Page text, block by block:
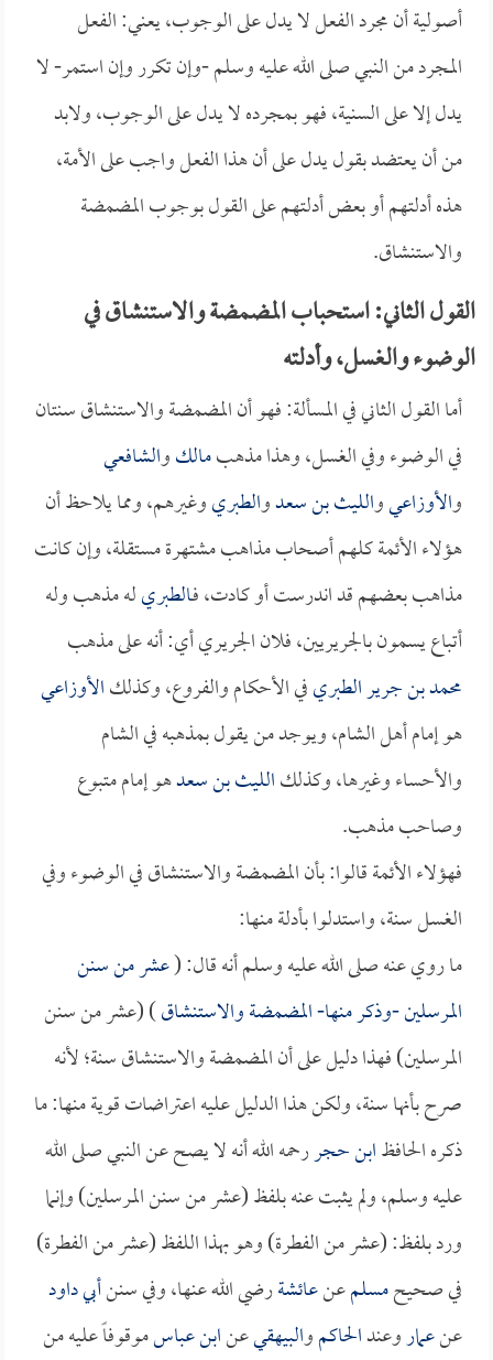
أصولية أن مجرد الفعل لا يدل على الوجوب، يعني: الفعل
المجرد من النبي صلى الله عليه وسلم -وإن تكرر وإن استمر- لا
يدل إلا على السنية، فهو بمجرده لا يدل على الوجوب، ولابد
من أن يعتضد بقول يدل على أن هذا الفعل واجب على الأمة،
هذه أدلتهم أو بعض أدلتهم على القول بوجوب المضمضة
والاستنشاق.
القول الثاني: استحباب المضمضة والاستنشاق في
الوضوء والغسل، وأدلته
أما القول الثاني في المسألة: فهو أن المضمضة والاستنشاق سنتان
في الوضوء وفي الغسل، وهذا مذهبمالكوالشافعي
والأوزاعيوالليث بن سعدوالطبريوغيرهم، ومما يلاحظ أن
هؤلاء الأئمة كلهم أصحاب مذاهب مشتهرة مستقلة، وإن كانت
مذاهب بعضهم قد اندرست أو كادت، فـالطبريله مذهب وله
أتباع يسمون بالجريريين، فلان الجريري أي: أنه على مذهب
محمد بن جرير الطبريفي الأحكام والفروع، وكذلكالأوزاعي
هو إمام أهل الشام، ويوجد من يقول بمذهبه في الشام
والأحساء وغيرها، وكذلكالليث بن سعدهو إمام متبوع
وصاحب مذهب.
فهؤلاء الأئمة قالوا: بأن المضمضة والاستنشاق في الوضوء وفي
الغسل سنة، واستدلوا بأدلة منها:
ما روي عنه صلى الله عليه وسلم أنه قال: (عشر من سنن
المرسلين -وذكر منها- المضمضة والاستنشاق) (عشر من سنن
المرسلين) فهذا دليل على أن المضمضة والاستنشاق سنة؛ لأنه
صرح بأنها سنة، ولكن هذا الدليل عليه اعتراضات قوية منها: ما
ذكره الحافظابن حجررحمه الله أنه لا يصح عن النبي صلى الله
عليه وسلم، ولم يثبت عنه بلفظ (عشر من سنن المرسلين) وإنما
ورد بلفظ: (عشر من الفطرة) وهو بهذا اللفظ (عشر من الفطرة)
في صحيحمسلمعنعائشةرضي الله عنها، وفي سننأبي داود
عنعماروعندالحاكموالبيهقيعنابن عباسموقوفاً عليه من